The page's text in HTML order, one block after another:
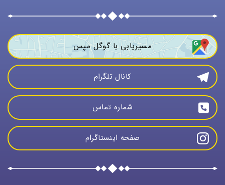
مسیریابی با گوگل مپس
کانال تلگرام
شماره تماس
صفحه اینستاگرام